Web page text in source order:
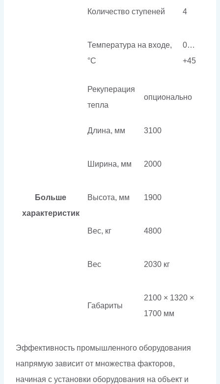
Количество ступеней 4
Температура на входе,
°C
0…
+45
Больше
характеристик
Рекуперация
тепла
опционально
Длина, мм 3100
Ширина, мм 2000
Высота, мм 1900
Вес, кг 4800
Вес 2030 кг
Габариты
2100 × 1320 ×
1700 мм
Эффективность промышленного оборудования
напрямую зависит от множества факторов,
начиная с установки оборудования на объект и